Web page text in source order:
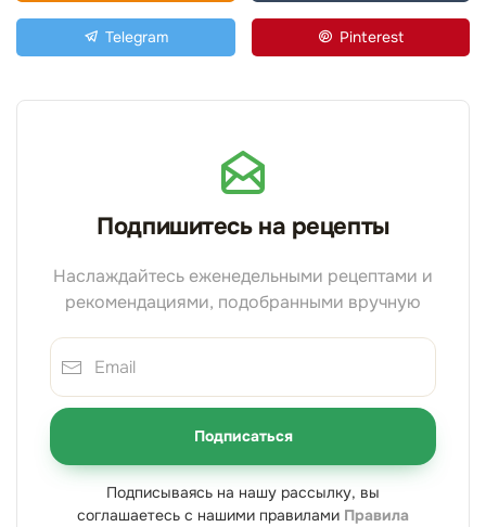
Telegram Pinterest
Подпишитесь на рецепты
Наслаждайтесь еженедельными рецептами и
рекомендациями, подобранными вручную
Подписаться
Подписываясь на нашу рассылку, вы
соглашаетесь с нашими правилами Правила